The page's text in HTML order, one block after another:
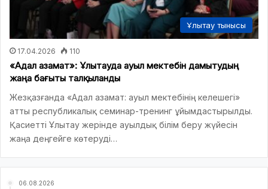
Ұлытау тынысы
17.04.2026 110
«Адал азамат»: Ұлытауда ауыл мектебін дамытудың
жаңа бағыты талқыланды
Жезқазғанда «Адал азамат: ауыл мектебінің келешегі»
атты республикалық семинар-тренинг ұйымдастырылды.
Қасиетті Ұлытау жерінде ауылдық білім беру жүйесін
жаңа деңгейге көтеруді…
06.08.2026